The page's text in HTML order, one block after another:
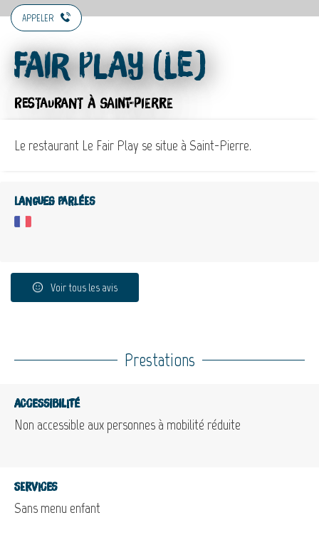
APPELER
Fair Play (Le)
RESTAURANT À SAINT-PIERRE
Le restaurant Le Fair Play se situe à Saint-Pierre.
Langues parlées
Voir tous les avis
Prestations
Accessibilité
Non accessible aux personnes à mobilité réduite
Services
Sans menu enfant